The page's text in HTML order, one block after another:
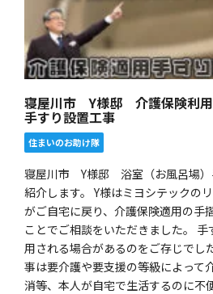
寝屋川市 Y様邸 介護保険利用
手すり設置工事
住まいのお助け隊
寝屋川市 Y様邸 浴室（お風呂場）
紹介します。 Y様はミヨシテックの
がご自宅に戻り、介護保険適用の手
ことでご相談をいただきました。
用される場合があるのをご存じでし
事は要介護や要支援の等級によって
消等、本人が自宅で生活するのに不